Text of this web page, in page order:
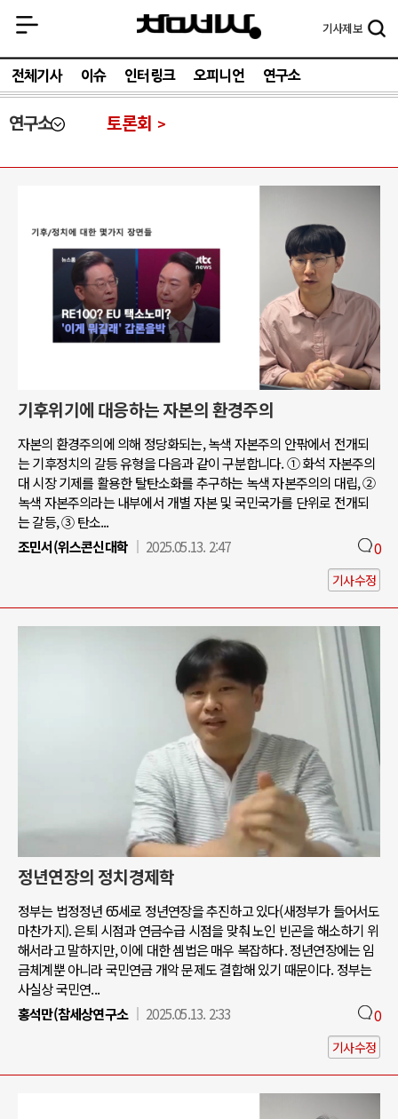
기사제보
전체기사 이슈 인터링크 오피니언 연구소
연구소 토론회
기후위기에 대응하는 자본의 환경주의
자본의 환경주의에 의해 정당화되는, 녹색 자본주의 안팎에서 전개되
는 기후정치의 갈등 유형을 다음과 같이 구분합니다. ① 화석 자본주의
대 시장 기제를 활용한 탈탄소화를 추구하는 녹색 자본주의의 대립, ②
녹색 자본주의라는 내부에서 개별 자본 및 국민국가를 단위로 전개되
는 갈등, ③ 탄소...
조민서(위스콘신대학
2025.05.13. 2:47 0
기사수정
정년연장의 정치경제학
정부는 법정정년 65세로 정년연장을 추진하고 있다(새정부가 들어서도
마찬가지). 은퇴 시점과 연금수급 시점을 맞춰 노인 빈곤을 해소하기 위
해서라고 말하지만, 이에 대한 셈법은 매우 복잡하다. 정년연장에는 임
금체계뿐 아니라 국민연금 개악 문제도 결합해 있기 때문이다. 정부는
사실상 국민연...
홍석만(참세상연구소
2025.05.13. 2:33 0
기사수정